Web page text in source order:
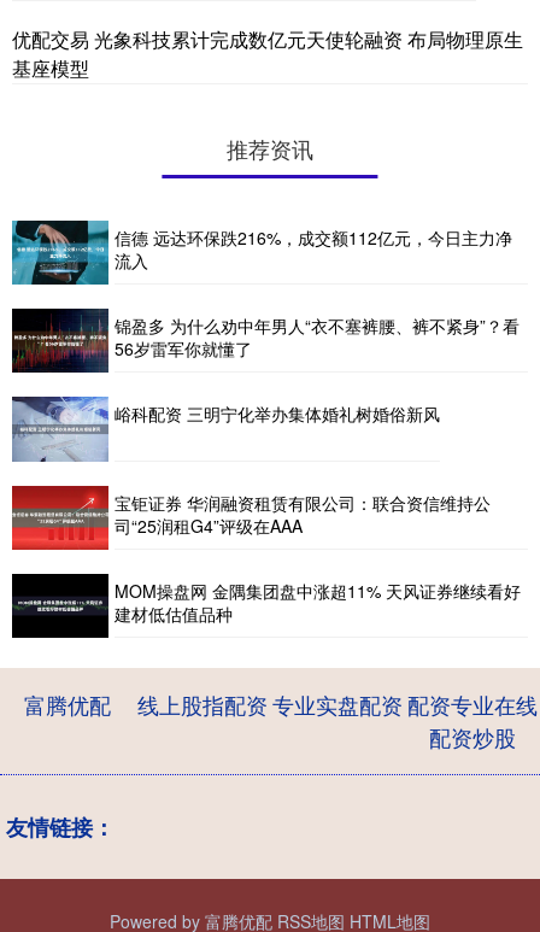
优配交易 光象科技累计完成数亿元天使轮融资 布局物理原生
基座模型
推荐资讯
信德 远达环保跌216%，成交额112亿元，今日主力净
流入
锦盈多 为什么劝中年男人“衣不塞裤腰、裤不紧身”？看
56岁雷军你就懂了
峪科配资 三明宁化举办集体婚礼树婚俗新风
宝钜证券 华润融资租赁有限公司：联合资信维持公
司“25润租G4”评级在AAA
MOM操盘网 金隅集团盘中涨超11% 天风证券继续看好
建材低估值品种
富腾优配 线上股指配资专业实盘配资配资专业在线
配资炒股
友情链接：
Powered by 富腾优配 RSS地图 HTML地图